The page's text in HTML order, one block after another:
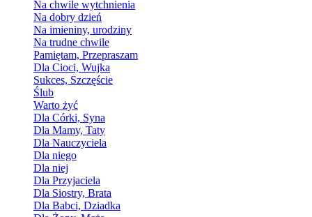
Na chwile wytchnienia
Na dobry dzień
Na imieniny, urodziny
Na trudne chwile
Pamiętam, Przepraszam
Dla Cioci, Wujka
Sukces, Szczęście
Ślub
Warto żyć
Dla Córki, Syna
Dla Mamy, Taty
Dla Nauczyciela
Dla niego
Dla niej
Dla Przyjaciela
Dla Siostry, Brata
Dla Babci, Dziadka